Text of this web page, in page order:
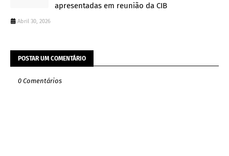
apresentadas em reunião da CIB
Abril 30, 2026
POSTAR UM COMENTÁRIO
0 Comentários